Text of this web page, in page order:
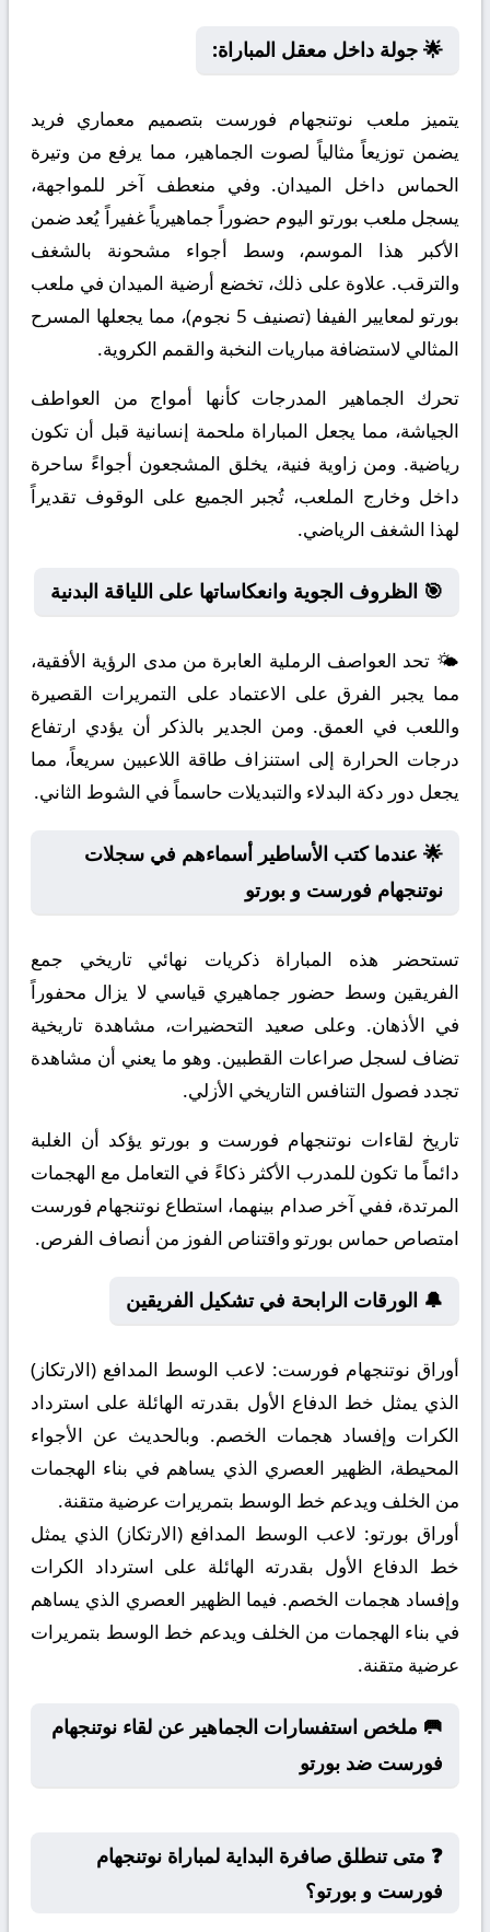
🌟 جولة داخل معقل المباراة:
يتميز ملعب نوتنجهام فورست بتصميم معماري فريد
يضمن توزيعاً مثالياً لصوت الجماهير، مما يرفع من وتيرة
الحماس داخل الميدان. وفي منعطف آخر للمواجهة،
يسجل ملعب بورتو اليوم حضوراً جماهيرياً غفيراً يُعد ضمن
الأكبر هذا الموسم، وسط أجواء مشحونة بالشغف
والترقب. علاوة على ذلك، تخضع أرضية الميدان في ملعب
بورتو لمعايير الفيفا (تصنيف 5 نجوم)، مما يجعلها المسرح
المثالي لاستضافة مباريات النخبة والقمم الكروية.
تحرك الجماهير المدرجات كأنها أمواج من العواطف
الجياشة، مما يجعل المباراة ملحمة إنسانية قبل أن تكون
رياضية. ومن زاوية فنية، يخلق المشجعون أجواءً ساحرة
داخل وخارج الملعب، تُجبر الجميع على الوقوف تقديراً
لهذا الشغف الرياضي.
🎯 الظروف الجوية وانعكاساتها على اللياقة البدنية
🌤️ تحد العواصف الرملية العابرة من مدى الرؤية الأفقية،
مما يجبر الفرق على الاعتماد على التمريرات القصيرة
واللعب في العمق. ومن الجدير بالذكر أن يؤدي ارتفاع
درجات الحرارة إلى استنزاف طاقة اللاعبين سريعاً، مما
يجعل دور دكة البدلاء والتبديلات حاسماً في الشوط الثاني.
🌟 عندما كتب الأساطير أسماءهم في سجلات
نوتنجهام فورست و بورتو
تستحضر هذه المباراة ذكريات نهائي تاريخي جمع
الفريقين وسط حضور جماهيري قياسي لا يزال محفوراً
في الأذهان. وعلى صعيد التحضيرات، مشاهدة تاريخية
تضاف لسجل صراعات القطبين. وهو ما يعني أن مشاهدة
تجدد فصول التنافس التاريخي الأزلي.
تاريخ لقاءات نوتنجهام فورست و بورتو يؤكد أن الغلبة
دائماً ما تكون للمدرب الأكثر ذكاءً في التعامل مع الهجمات
المرتدة، ففي آخر صدام بينهما، استطاع نوتنجهام فورست
امتصاص حماس بورتو واقتناص الفوز من أنصاف الفرص.
🔔 الورقات الرابحة في تشكيل الفريقين
أوراق نوتنجهام فورست: لاعب الوسط المدافع (الارتكاز)
الذي يمثل خط الدفاع الأول بقدرته الهائلة على استرداد
الكرات وإفساد هجمات الخصم. وبالحديث عن الأجواء
المحيطة، الظهير العصري الذي يساهم في بناء الهجمات
من الخلف ويدعم خط الوسط بتمريرات عرضية متقنة.
أوراق بورتو: لاعب الوسط المدافع (الارتكاز) الذي يمثل
خط الدفاع الأول بقدرته الهائلة على استرداد الكرات
وإفساد هجمات الخصم. فيما الظهير العصري الذي يساهم
في بناء الهجمات من الخلف ويدعم خط الوسط بتمريرات
عرضية متقنة.
🥅 ملخص استفسارات الجماهير عن لقاء نوتنجهام
فورست ضد بورتو
❓ متى تنطلق صافرة البداية لمباراة نوتنجهام
فورست و بورتو؟